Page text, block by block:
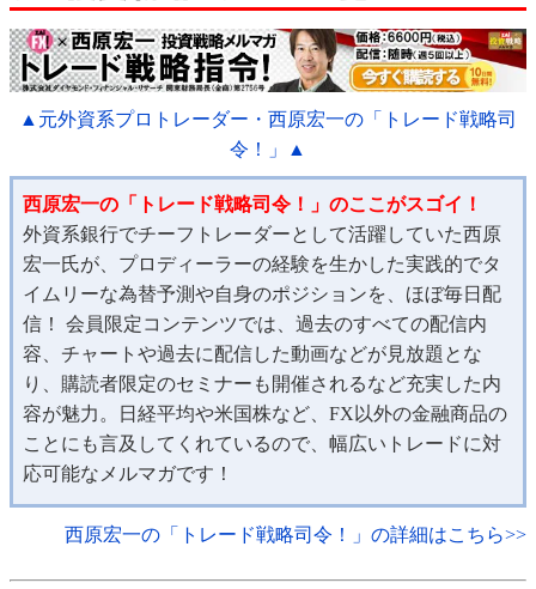
▲元外資系プロトレーダー・西原宏一の「トレード戦略司
令！」▲
西原宏一の「トレード戦略司令！」のここがスゴイ！
外資系銀行でチーフトレーダーとして活躍していた西原
宏一氏が、プロディーラーの経験を生かした実践的でタ
イムリーな為替予測や自身のポジションを、ほぼ毎日配
信！ 会員限定コンテンツでは、過去のすべての配信内
容、チャートや過去に配信した動画などが見放題とな
り、購読者限定のセミナーも開催されるなど充実した内
容が魅力。日経平均や米国株など、FX以外の金融商品の
ことにも言及してくれているので、幅広いトレードに対
応可能なメルマガです！
西原宏一の「トレード戦略司令！」の詳細はこちら>>